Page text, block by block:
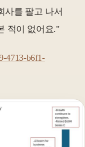
사를 팔고 나서
적이 없어요."
4713-b6f1-